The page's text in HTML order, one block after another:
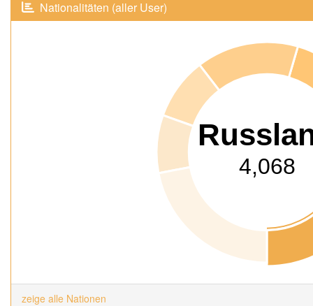
Nationalitäten (aller User)
4,068
zeige alle Nationen